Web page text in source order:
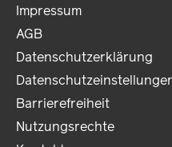
Impressum
AGB
Datenschutzerklärung
Barrierefreiheit
Nutzungsrechte